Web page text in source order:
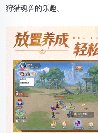
狩猎魂兽的乐趣。